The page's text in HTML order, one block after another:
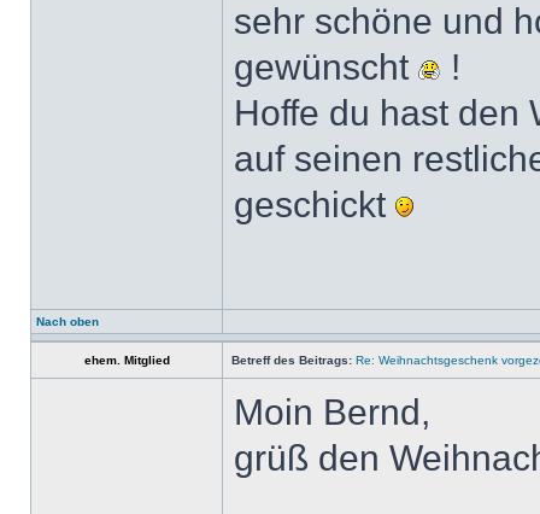
sehr schöne und
gewünscht
!
Hoffe du hast den
auf seinen
geschickt
Nach oben
ehem. Mitglied Betreff des Beitrags: Re: Weihnachtsgeschenk
Moin Bernd,
grüß den